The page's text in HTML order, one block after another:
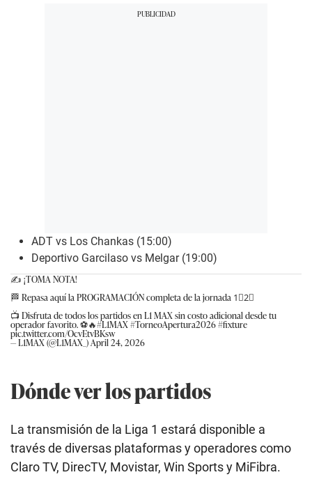
ADT vs Los Chankas (15:00)
Deportivo Garcilaso vs Melgar (19:00)
✍️ ¡TOMA NOTA!
🏁 Repasa aquí la PROGRAMACIÓN completa de la jornada 1⃣2⃣
📺 Disfruta de todos los partidos en L1 MAX sin costo adicional desde tu
operador favorito. ⚽🔥#L1MAX#TorneoApertura2026#fixture
pic.twitter.com/OcvEtvBKsw
— L1MAX (@L1MAX_)April 24, 2026
Dónde ver los partidos
La transmisión de la Liga 1 estará disponible a
través de diversas plataformas y operadores como
Claro TV, DirecTV, Movistar, Win Sports y MiFibra.